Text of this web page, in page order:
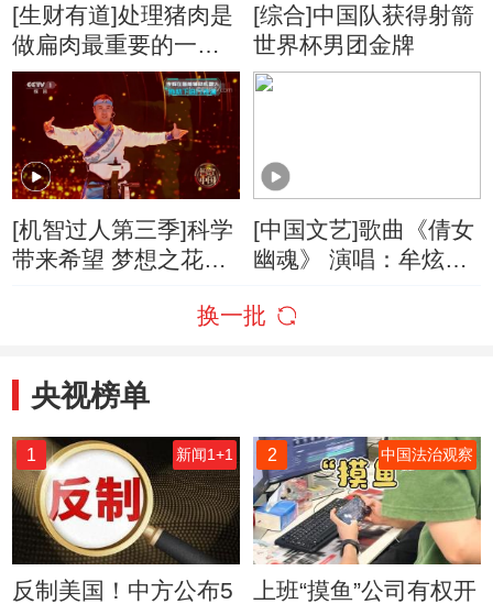
[生财有道]处理猪肉是
做扁肉最重要的一道
工序
[综合]中国队获得射箭
世界杯男团金牌
[机智过人第三季]科学
带来希望 梦想之花又
[中国文艺]歌曲《倩女
幽魂》 演唱：牟炫甫
换一批
央视榜单
1 新闻1+1
反制美国！中方公布5
2 中国法治观察
上班“摸鱼”公司有权开